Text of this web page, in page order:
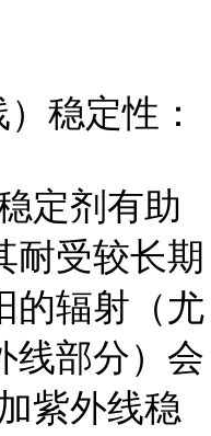
稳定性：
定剂有助
耐受较长期
的辐射（尤
线部分）会
紫外线稳